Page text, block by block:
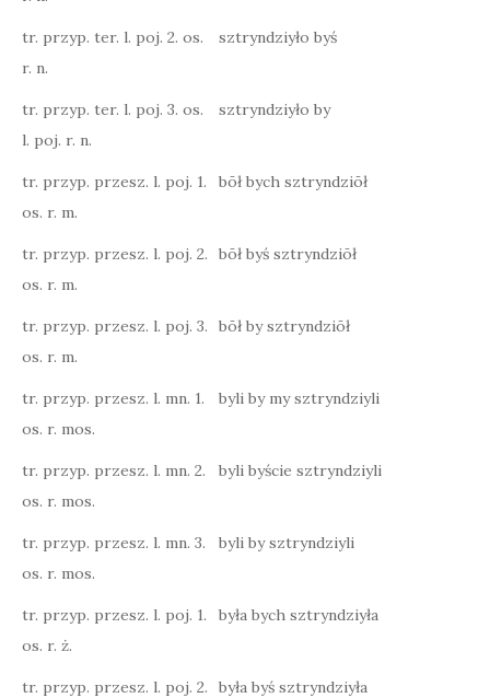
tr. przyp. ter. l. poj. 2. os.
r. n.
sztryndziyło byś
tr. przyp. ter. l. poj. 3. os.
l. poj. r. n.
sztryndziyło by
tr. przyp. przesz. l. poj. 1.
os. r. m.
bōł bych sztryndziōł
tr. przyp. przesz. l. poj. 2.
os. r. m.
bōł byś sztryndziōł
tr. przyp. przesz. l. poj. 3.
os. r. m.
bōł by sztryndziōł
tr. przyp. przesz. l. mn. 1.
os. r. mos.
byli by my sztryndziyli
tr. przyp. przesz. l. mn. 2.
os. r. mos.
byli byście sztryndziyli
tr. przyp. przesz. l. mn. 3.
os. r. mos.
byli by sztryndziyli
tr. przyp. przesz. l. poj. 1.
os. r. ż.
była bych sztryndziyła
tr. przyp. przesz. l. poj. 2.
była byś sztryndziyła